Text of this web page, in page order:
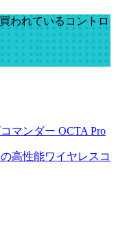
われているコントロ
マンダー OCTA Pro
高性能ワイヤレスコ